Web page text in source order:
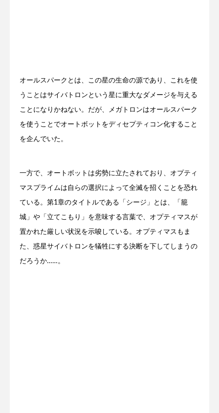
オールスパークとは、この星の生命の源であり、これを使
うことはサイバトロンという星に重大なダメージを与える
ことになりかねない。だが、メガトロンはオールスパーク
を使うことでオートボットをディセプティコン化すること
を企んでいた。
一方で、オートボットは劣勢に立たされており、オプティ
マスプライムは自らの選択によって全滅を招くことを恐れ
ている。第1章のタイトルである「シージ」とは、「籠
城」や「立てこもり」を意味する言葉で、オプティマスが
置かれた厳しい状況を示唆している。オプティマスもま
た、惑星サイバトロンを犠牲にする決断を下してしまうの
だろうか……。